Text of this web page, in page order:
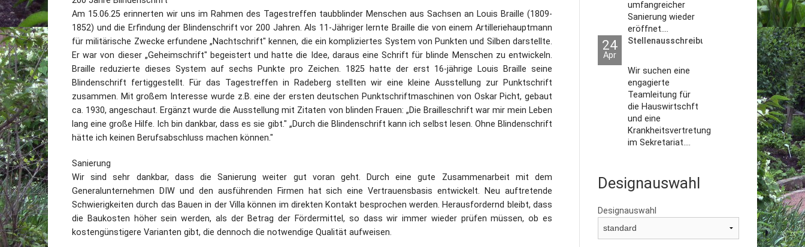
Am 15.06.25 erinnerten wir uns im Rahmen des Tagestreffen taubblinder Menschen aus Sachsen an Louis Braille (1809-
1852) und die Erfindung der Blindenschrift vor 200 Jahren. Als 11-Jähriger lernte Braille die von einem Artilleriehauptmann
für militärische Zwecke erfundene „Nachtschrift" kennen, die ein kompliziertes System von Punkten und Silben darstellte.
Er war von dieser „Geheimschrift" begeistert und hatte die Idee, daraus eine Schrift für blinde Menschen zu entwickeln.
Braille reduzierte dieses System auf sechs Punkte pro Zeichen. 1825 hatte der erst 16-jährige Louis Braille seine
Blindenschrift fertiggestellt. Für das Tagestreffen in Radeberg stellten wir eine kleine Ausstellung zur Punktschrift
zusammen. Mit großem Interesse wurde z.B. eine der ersten deutschen Punktschriftmaschinen von Oskar Picht, gebaut
ca. 1930, angeschaut. Ergänzt wurde die Ausstellung mit Zitaten von blinden Frauen: „Die Brailleschrift war mir mein Leben
lang eine große Hilfe. Ich bin dankbar, dass es sie gibt." „Durch die Blindenschrift kann ich selbst lesen. Ohne Blindenschrift
hätte ich keinen Berufsabschluss machen können."
Sanierung
Wir sind sehr dankbar, dass die Sanierung weiter gut voran geht. Durch eine gute Zusammenarbeit mit dem
Generalunternehmen DIW und den ausführenden Firmen hat sich eine Vertrauensbasis entwickelt. Neu auftretende
Schwierigkeiten durch das Bauen in der Villa können im direkten Kontakt besprochen werden. Herausfordernd bleibt, dass
die Baukosten höher sein werden, als der Betrag der Fördermittel, so dass wir immer wieder prüfen müssen, ob es
kostengünstigere Varianten gibt, die dennoch die notwendige Qualität aufweisen.
umfangreicher
Sanierung wieder
eröffnet....
24
Apr
Stellenausschreibungen
Wir suchen eine
engagierte
Teamleitung für
die Hauswirtschft
und eine
Krankheitsvertretung
im Sekretariat....
Designauswahl
Designauswahl